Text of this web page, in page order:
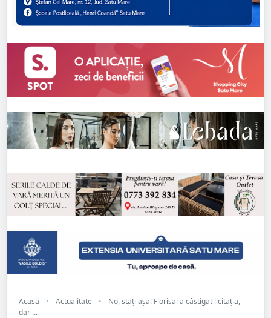
Acasă • Actualitate •
No, stați așa! Florisal a câștigat licitația,
dar ...